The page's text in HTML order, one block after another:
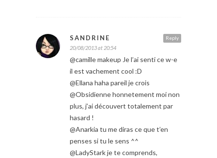
Reply
SANDRINE
20/08/2013 at 20:54
@camille makeup Je l’ai senti ce w-e
il est vachement cool :D
@Ellana haha pareil je crois
@Obsidienne honnetement moi non
plus, j’ai découvert totalement par
hasard !
@Anarkia tu me diras ce que t’en
penses si tu le sens ^^
@LadyStark je te comprends,